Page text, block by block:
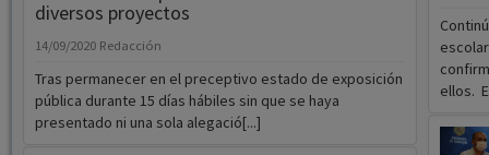
diversos proyectos
14/09/2020 Redacción
Tras permanecer en el preceptivo estado de exposición
pública durante 15 días hábiles sin que se haya
presentado ni una sola alegació[...]
ellos.